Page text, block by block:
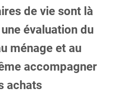
de vie sont là
évaluation du
ménage et au
accompagner
achats